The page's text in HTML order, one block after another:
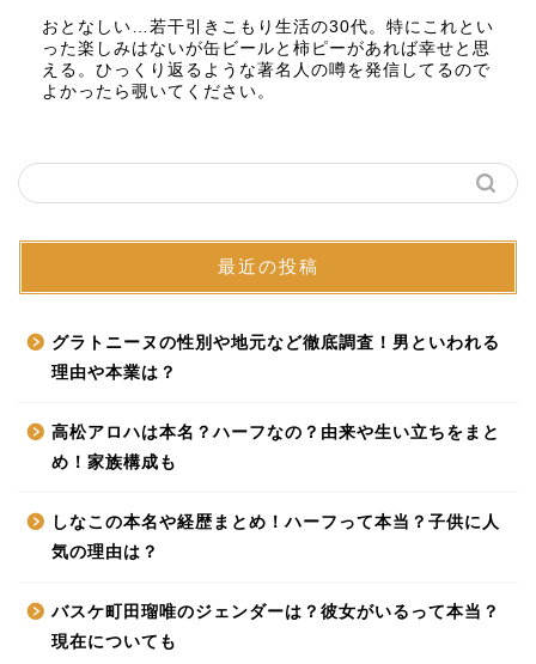
おとなしい…若干引きこもり生活の30代。特にこれとい
った楽しみはないが缶ビールと柿ピーがあれば幸せと思
える。ひっくり返るような著名人の噂を発信してるので
よかったら覗いてください。
最近の投稿
グラトニーヌの性別や地元など徹底調査！男といわれる
理由や本業は？
高松アロハは本名？ハーフなの？由来や生い立ちをまと
め！家族構成も
しなこの本名や経歴まとめ！ハーフって本当？子供に人
気の理由は？
バスケ町田瑠唯のジェンダーは？彼女がいるって本当？
現在についても